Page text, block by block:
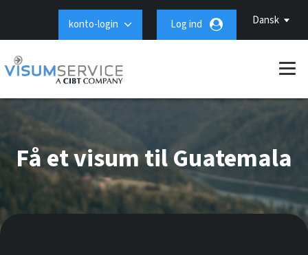
Dansk
konto-login Log ind
Få et visum til Guatemala